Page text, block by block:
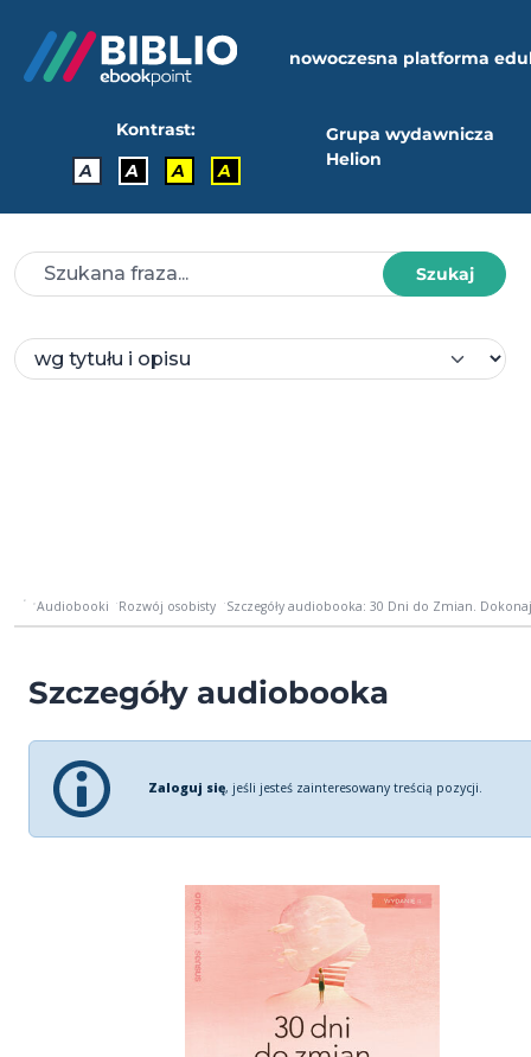
nowoczesna platforma
Kontrast:
A
A A A
Grupa wydawnicza
Helion
Szukaj
Audiobooki Rozwój osobisty Szczegóły audiobooka: 30 Dni do Zmian.
Szczegóły audiobooka
Zaloguj się, jeśli jesteś zainteresowany treścią pozycji.